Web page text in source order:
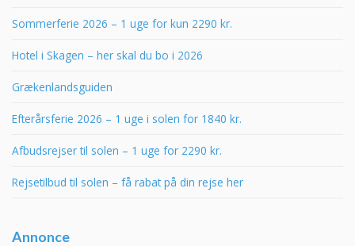
Sommerferie 2026 – 1 uge for kun 2290 kr.
Hotel i Skagen – her skal du bo i 2026
Grækenlandsguiden
Efterårsferie 2026 – 1 uge i solen for 1840 kr.
Afbudsrejser til solen – 1 uge for 2290 kr.
Rejsetilbud til solen – få rabat på din rejse her
Annonce